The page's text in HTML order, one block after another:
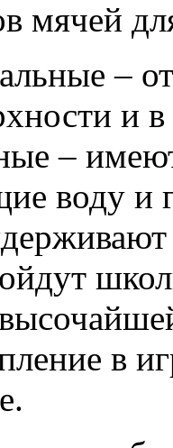
мячей
–
и
–
воду и
в